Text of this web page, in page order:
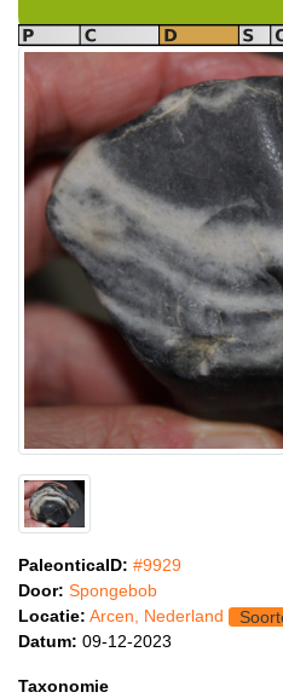
PaleonticaID: #9929
Door: Spongebob
Locatie: Arcen, Nederland
Datum: 09-12-2023
Taxonomie